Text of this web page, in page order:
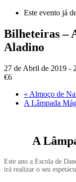
Este evento já
Bilheteiras –
Aladino
27 de Abril de 2019 -
€6
« Almoço de
A Lâmpada
A
Este ano a Escola de
irá realizar o seu